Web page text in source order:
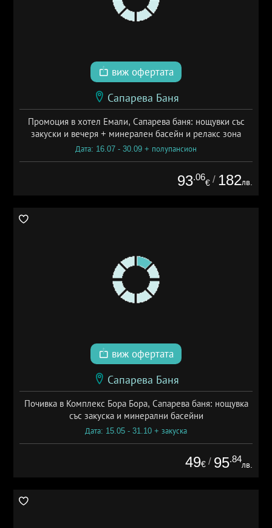
виж офертата
Сапарева Баня
Промоция в хотел Емали, Сапарева баня: нощувки със
закуски и вечеря + минерален басейн и релакс зона
Дата: 16.07 - 30.09 + полупансион
93.06
€ / 182лв.
виж офертата
Сапарева Баня
Почивка в Комплекс Бора Бора, Сапарева баня: нощувка
със закуска и минерални басейни
Дата: 15.05 - 31.10 + закуска
49€ / 95.84
лв.